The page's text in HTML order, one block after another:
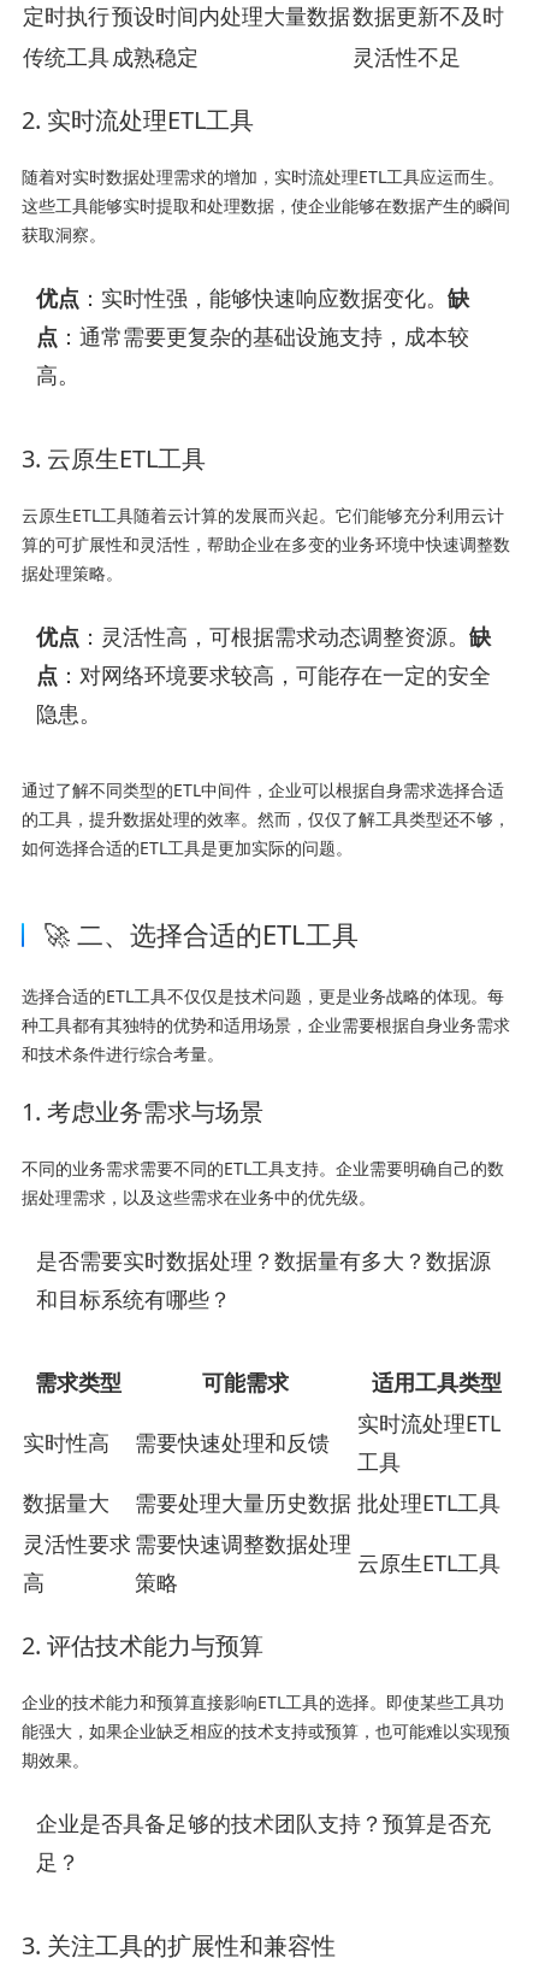
定时执行预设时间内处理大量数据数据更新不及时
传统工具成熟稳定 灵活性不足
2. 实时流处理ETL工具
随着对实时数据处理需求的增加，实时流处理ETL工具应运而生。
这些工具能够实时提取和处理数据，使企业能够在数据产生的瞬间
获取洞察。
优点 ：实时性强，能够快速响应数据变化。 缺
点 ：通常需要更复杂的基础设施支持，成本较
高。
3. 云原生ETL工具
云原生ETL工具随着云计算的发展而兴起。它们能够充分利用云计
算的可扩展性和灵活性，帮助企业在多变的业务环境中快速调整数
据处理策略。
优点 ：灵活性高，可根据需求动态调整资源。 缺
点 ：对网络环境要求较高，可能存在一定的安全
隐患。
通过了解不同类型的ETL中间件，企业可以根据自身需求选择合适
的工具，提升数据处理的效率。然而，仅仅了解工具类型还不够，
如何选择合适的ETL工具是更加实际的问题。
🚀 二、选择合适的ETL工具
选择合适的ETL工具不仅仅是技术问题，更是业务战略的体现。每
种工具都有其独特的优势和适用场景，企业需要根据自身业务需求
和技术条件进行综合考量。
1. 考虑业务需求与场景
不同的业务需求需要不同的ETL工具支持。企业需要明确自己的数
据处理需求，以及这些需求在业务中的优先级。
是否需要实时数据处理？数据量有多大？数据源
和目标系统有哪些？
需求类型 可能需求 适用工具类型
实时性高 需要快速处理和反馈
实时流处理ETL
工具
数据量大
需要处理大量历史数据 批处理ETL工具
灵活性要求
高
需要快速调整数据处理
策略
云原生ETL工具
2. 评估技术能力与预算
企业的技术能力和预算直接影响ETL工具的选择。即使某些工具功
能强大，如果企业缺乏相应的技术支持或预算，也可能难以实现预
期效果。
企业是否具备足够的技术团队支持？预算是否充
足？
3. 关注工具的扩展性和兼容性